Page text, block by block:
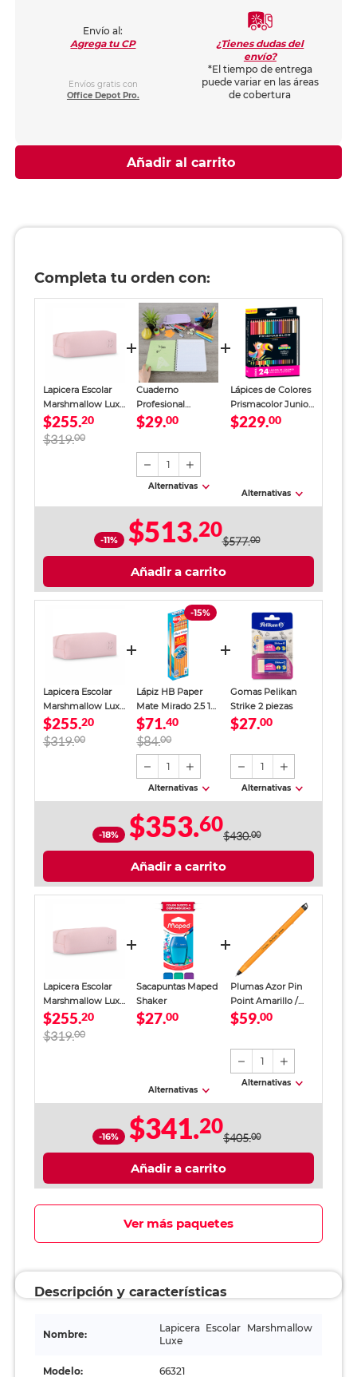
Envío al:
Agrega tu CP
Envíos gratis con
Office Depot Pro.
¿Tienes dudas del
envío?
*El tiempo de entrega
puede variar en las áreas
de cobertura
Añadir al carrito
Completa tu orden con:
Lapicera Escolar
Marshmallow Luxe
Rosa Mujer
$255.20
$319.00
Cuaderno
Profesional
SkyBook Go Plus
$29.00
1
Alternativas
Lápices de Colores
Prismacolor Junior
24 piezas
$229.00
Alternativas
-11% $513.20$577.00
Añadir a carrito
Lapicera Escolar
Marshmallow Luxe
Rosa Mujer
$255.20
$319.00
-15%
Lápiz HB Paper
Mate Mirado 2.5 12
piezas
$71.40
$84.00
1
Alternativas
Gomas Pelikan
Strike 2 piezas
$27.00
1
Alternativas
-18% $353.60$430.00
Añadir a carrito
Lapicera Escolar
Marshmallow Luxe
Rosa Mujer
$255.20
$319.00
Sacapuntas Maped
Shaker
$27.00
Alternativas
Plumas Azor Pin
Point Amarillo /
Punto fino / Tinta
$59.00
1
Alternativas
-16% $341.20$405.00
Añadir a carrito
Ver más paquetes
Descripción y características
Nombre:
Lapicera Escolar Marshmallow
Luxe
Modelo: 66321